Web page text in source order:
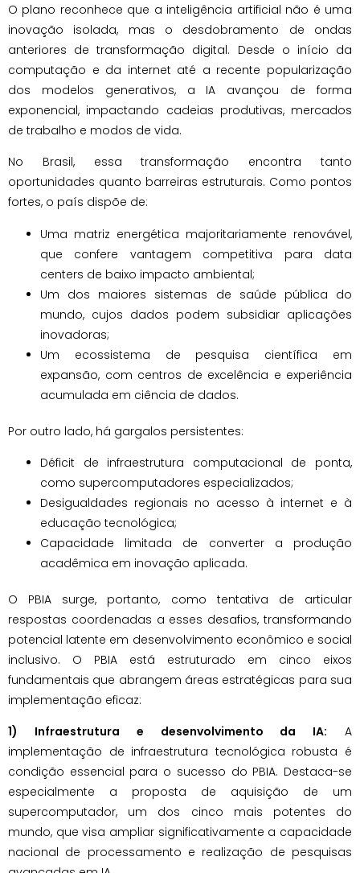
O plano reconhece que a inteligência artificial não é uma
inovação isolada, mas o desdobramento de ondas
anteriores de transformação digital. Desde o início da
computação e da internet até a recente popularização
dos modelos generativos, a IA avançou de forma
exponencial, impactando cadeias produtivas, mercados
de trabalho e modos de vida.
No Brasil, essa transformação encontra tanto
oportunidades quanto barreiras estruturais. Como pontos
fortes, o país dispõe de:
Uma matriz energética majoritariamente renovável,
que confere vantagem competitiva para data
centers de baixo impacto ambiental;
Um dos maiores sistemas de saúde pública do
mundo, cujos dados podem subsidiar aplicações
inovadoras;
Um ecossistema de pesquisa científica em
expansão, com centros de excelência e experiência
acumulada em ciência de dados.
Por outro lado, há gargalos persistentes:
Déficit de infraestrutura computacional de ponta,
como supercomputadores especializados;
Desigualdades regionais no acesso à internet e à
educação tecnológica;
Capacidade limitada de converter a produção
acadêmica em inovação aplicada.
O PBIA surge, portanto, como tentativa de articular
respostas coordenadas a esses desafios, transformando
potencial latente em desenvolvimento econômico e social
inclusivo. O PBIA está estruturado em cinco eixos
fundamentais que abrangem áreas estratégicas para sua
implementação eficaz:
1) Infraestrutura e desenvolvimento da IA: A
implementação de infraestrutura tecnológica robusta é
condição essencial para o sucesso do PBIA. Destaca-se
especialmente a proposta de aquisição de um
supercomputador, um dos cinco mais potentes do
mundo, que visa ampliar significativamente a capacidade
nacional de processamento e realização de pesquisas